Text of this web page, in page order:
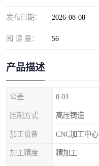
发布日期： 2026-08-08
阅 读 量： 56
产品描述
公差 0.03
压制方式 高压铸造
加工设备 CNC加工中心
加工精度 精加工